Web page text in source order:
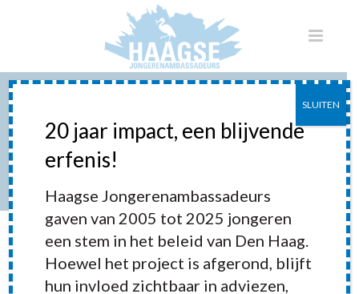
ARCHIVES
Monthly Archive for: "mei, 2013"
HOME »ARCHIEVEN VOOR MEI 2013
20 jaar impact, een blijvende
erfenis!
Haagse Jongerenambassadeurs
gaven van 2005 tot 2025 jongeren
een stem in het beleid van Den Haag.
Hoewel het project is afgerond, blijft
hun invloed zichtbaar in adviezen,
SLUITEN